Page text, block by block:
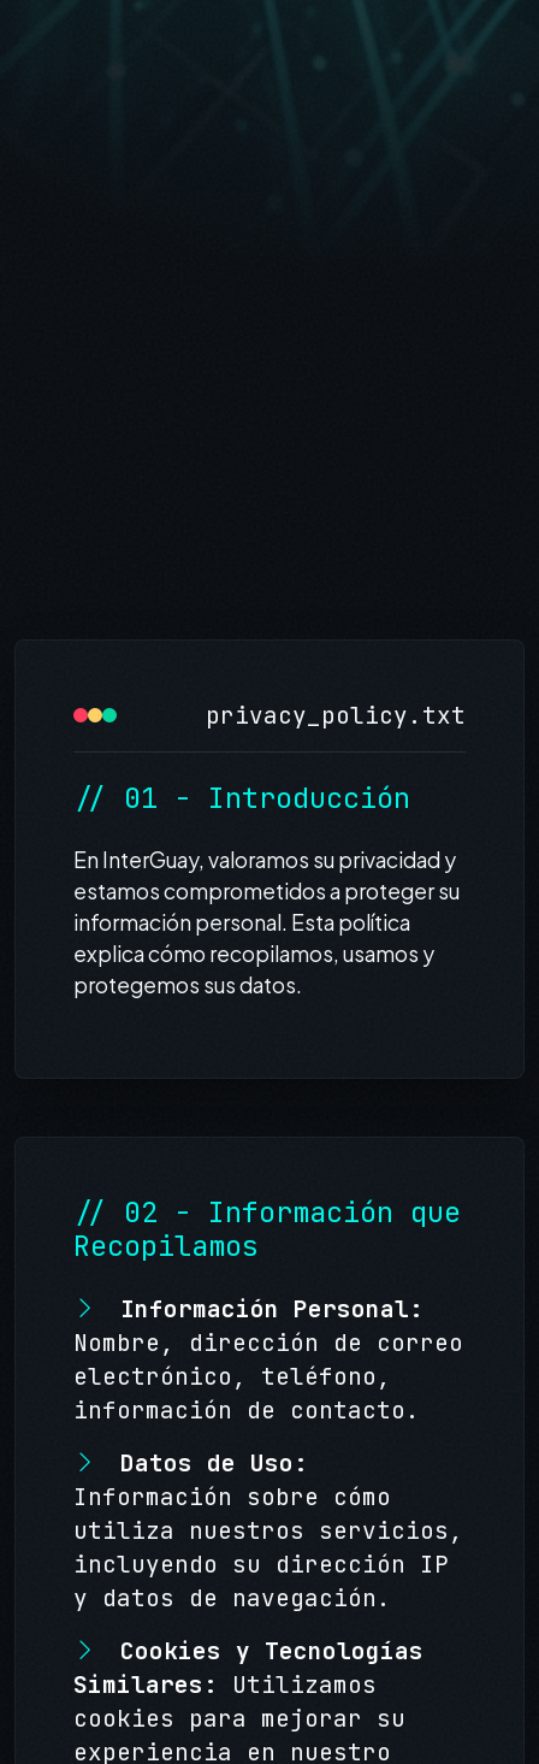
privacy_policy.txt
// 01 - Introducción
En InterGuay, valoramos su privacidad y
estamos comprometidos a proteger su
información personal. Esta política
explica cómo recopilamos, usamos y
protegemos sus datos.
// 02 - Información que
Recopilamos
Información Personal:
Nombre, dirección de correo
electrónico, teléfono,
información de contacto.
Datos de Uso:
Información sobre cómo
utiliza nuestros servicios,
incluyendo su dirección IP
y datos de navegación.
Cookies y Tecnologías
Similares:
Utilizamos
cookies para mejorar su
experiencia en nuestro